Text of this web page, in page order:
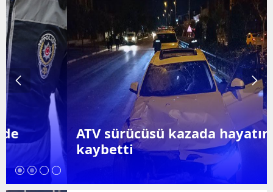
ATV sürücüsü kazada hayatını
kaybetti